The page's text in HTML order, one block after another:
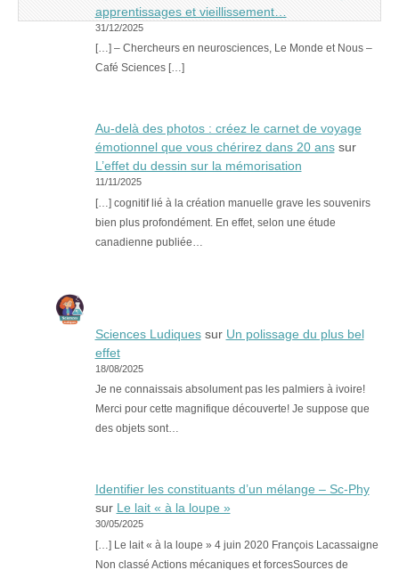
apprentissages et vieillissement…
31/12/2025
[…] – Chercheurs en neurosciences, Le Monde et Nous –
Café Sciences […]
Au-delà des photos : créez le carnet de voyage
émotionnel que vous chérirez dans 20 anssur
L’effet du dessin sur la mémorisation
11/11/2025
[…] cognitif lié à la création manuelle grave les souvenirs
bien plus profondément. En effet, selon une étude
canadienne publiée…
Sciences Ludiquessur Un polissage du plus bel
effet
18/08/2025
Je ne connaissais absolument pas les palmiers à ivoire!
Merci pour cette magnifique découverte! Je suppose que
des objets sont…
Identifier les constituants d’un mélange – Sc-Phy
sur Le lait « à la loupe »
30/05/2025
[…] Le lait « à la loupe » 4 juin 2020 François Lacassaigne
Non classé Actions mécaniques et forcesSources de